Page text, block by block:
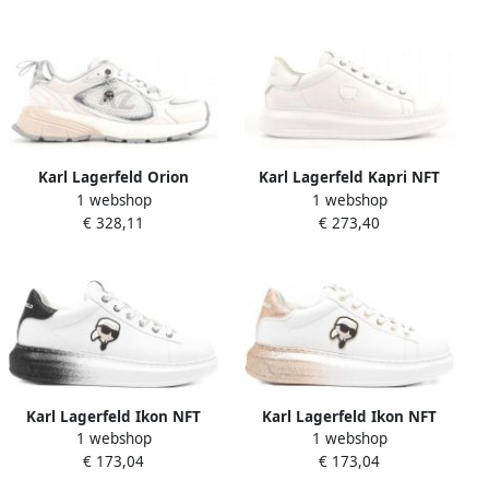
Karl Lagerfeld Orion
Sneakers
1 webshop
€ 328,11
Karl Lagerfeld Kapri NFT
Sneakers
1 webshop
€ 273,40
Karl Lagerfeld Ikon NFT
Kapri Ombre Sneakers
1 webshop
€ 173,04
Karl Lagerfeld Ikon NFT
Kapri Ombre Sneakers
1 webshop
€ 173,04